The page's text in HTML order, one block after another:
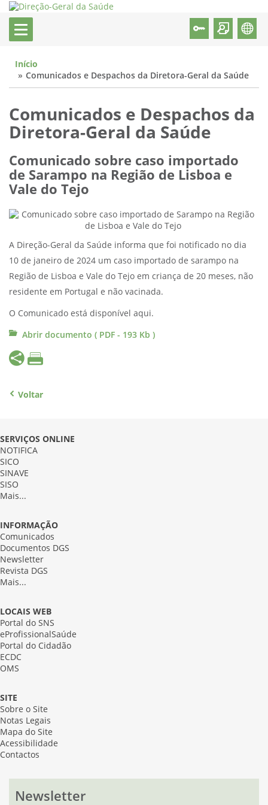
Início
Comunicados e Despachos da Diretora-Geral da Saúde
Comunicados e Despachos da
Diretora-Geral da Saúde
Comunicado sobre caso importado
de Sarampo na Região de Lisboa e
Vale do Tejo
A Direção-Geral da Saúde informa que foi notificado no dia
10 de janeiro de 2024 um caso importado de sarampo na
Região de Lisboa e Vale do Tejo em criança de 20 meses, não
residente em Portugal e não vacinada.
O Comunicado está disponível aqui.
Abrir documento ( PDF - 193 Kb )
Voltar
SERVIÇOS ONLINE
NOTIFICA
SICO
SINAVE
SISO
Mais...
INFORMAÇÃO
Comunicados
Documentos DGS
Newsletter
Revista DGS
Mais...
LOCAIS WEB
Portal do SNS
eProfissionalSaúde
Portal do Cidadão
ECDC
OMS
SITE
Sobre o Site
Notas Legais
Mapa do Site
Acessibilidade
Contactos
Newsletter